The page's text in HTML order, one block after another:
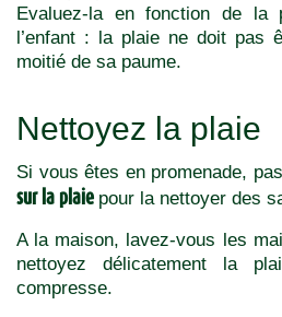
Evaluez-la en fonction de la
l’enfant : la plaie ne doit pas
moitié de sa paume.
Nettoyez la plaie
Si vous êtes en promenade,
sur la plaie pour la nettoyer des
A la maison, lavez-vous les
nettoyez délicatement la
compresse.